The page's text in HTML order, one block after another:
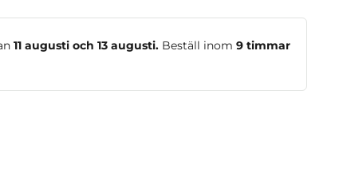
11 augusti och 13 augusti. Beställ inom 9 timmar